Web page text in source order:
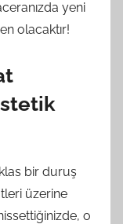
yeni
olacaktır!
bir duruş
üzerine
o